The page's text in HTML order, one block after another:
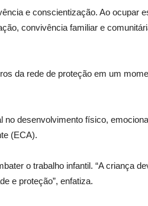
e conscientização. Ao ocupar
convivência familiar e
da rede de proteção em um
no desenvolvimento físico,
(ECA).
o trabalho infantil. “A criança
e proteção”, enfatiza.